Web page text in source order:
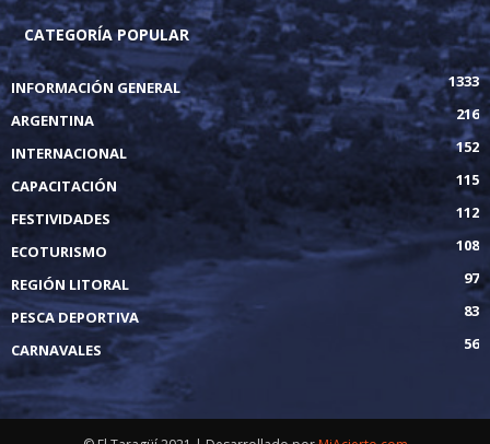
CATEGORÍA POPULAR
INFORMACIÓN GENERAL
1333
ARGENTINA
216
INTERNACIONAL
152
CAPACITACIÓN
115
FESTIVIDADES
112
ECOTURISMO
108
REGIÓN LITORAL
97
PESCA DEPORTIVA
83
CARNAVALES
56